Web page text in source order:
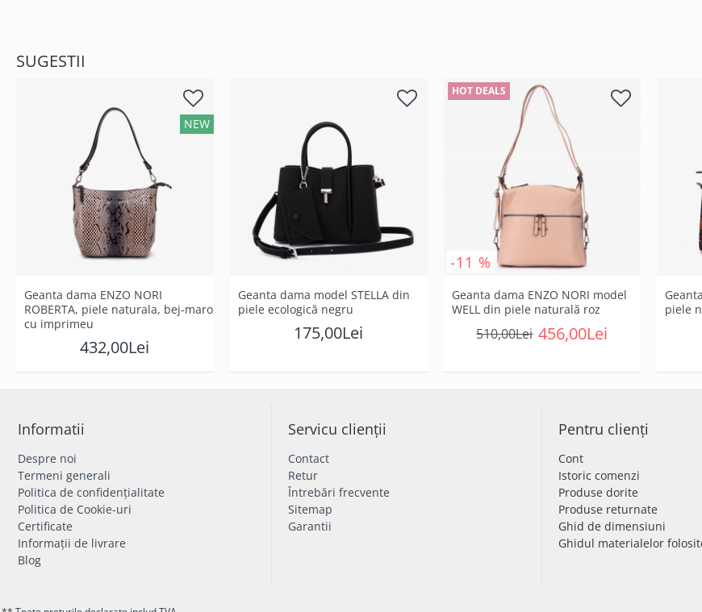
SUGESTII
NEW
Geanta dama ENZO NORI
ROBERTA, piele naturala, bej-maro
cu imprimeu
432,00Lei
Geanta dama model STELLA din
piele ecologică negru
175,00Lei
HOT DEALS
-11 %
Geanta dama ENZO NORI model
WELL din piele naturală roz
456,00Lei
510,00Lei
piele
Informatii
Despre noi
Termeni generali
Politica de confidențialitate
Politica de Cookie-uri
Certificate
Informații de livrare
Blog
Servicu clienții
Contact
Retur
Întrebări frecvente
Sitemap
Garantii
Pentru clienți
Cont
Istoric comenzi
Produse dorite
Produse returnate
Ghid de dimensiuni
Ghidul materialelor